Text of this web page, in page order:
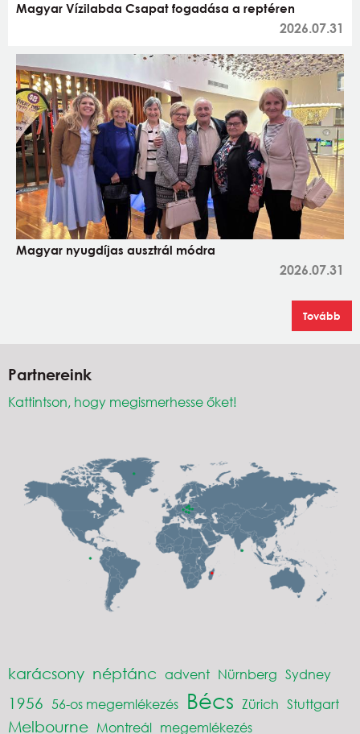
Magyar Vízilabda Csapat fogadása a reptéren
2026.07.31
Magyar nyugdíjas ausztrál módra
2026.07.31
Tovább
Partnereink
Kattintson, hogy megismerhesse őket!
karácsony néptánc advent Nürnberg Sydney
1956 56-os megemlékezés Bécs Zürich Stuttgart
Melbourne Montreál megemlékezés